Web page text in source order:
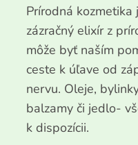
Prírodná kozmetika
zázračný elixír z
môže byť naším
ceste k úľave od
nervu. Oleje,
balzamy či jedlo-
k dispozícii.